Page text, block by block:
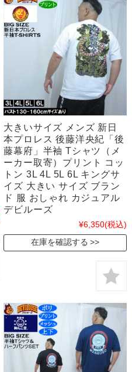
大きいサイズ メンズ 新日
本プロレス 後藤洋央紀「後
藤幕府」半袖 Tシャツ（メ
ーカー取寄）プリント コッ
トン 3L 4L 5L 6L キングサ
イズ 大きい サイズ ブラン
ド 服 おしゃれ カジュアル
デビルーズ
¥6,350(税込)
在庫を確認する